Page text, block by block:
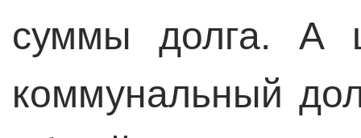
суммы долга. А
коммунальный